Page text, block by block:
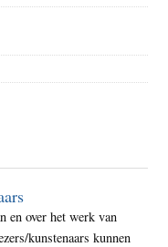
en over het werk van
kunstenaars kunnen